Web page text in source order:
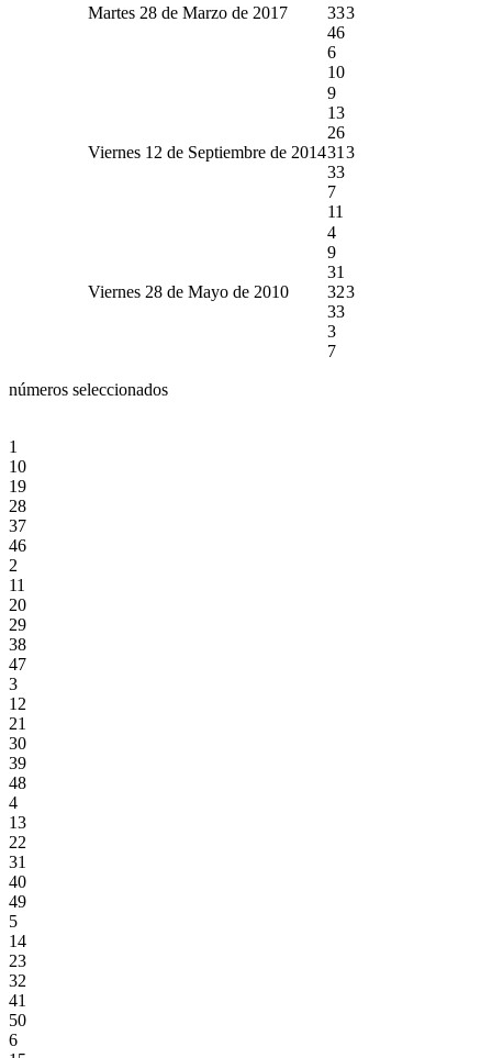
Martes 28 de Marzo de 2017
33
46
6
10
3
Viernes 12 de Septiembre de 2014
9
13
26
31
33
7
11
3
Viernes 28 de Mayo de 2010
4
9
31
32
33
3
7
3
números seleccionados
1
10
19
28
37
46
2
11
20
29
38
47
3
12
21
30
39
48
4
13
22
31
40
49
5
14
23
32
41
50
6